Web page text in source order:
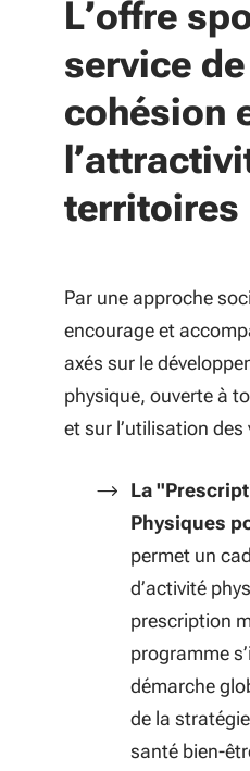
L’offre
service
cohésion
territoires
Par une approche
encourage et
axés sur le
physique, ouverte à
et sur l’utilisation
La
Physiques
permet un
d’activité
prescription
programme
démarche
de la
santé bien-